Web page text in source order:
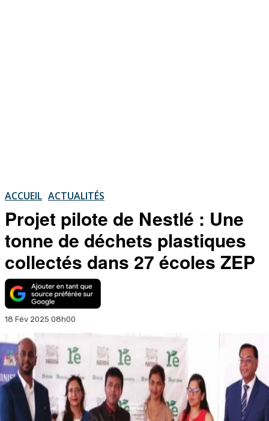
ACCUEIL ACTUALITÉS
Projet pilote de Nestlé : Une
tonne de déchets plastiques
collectés dans 27 écoles ZEP
18 Fév 2025 08h00